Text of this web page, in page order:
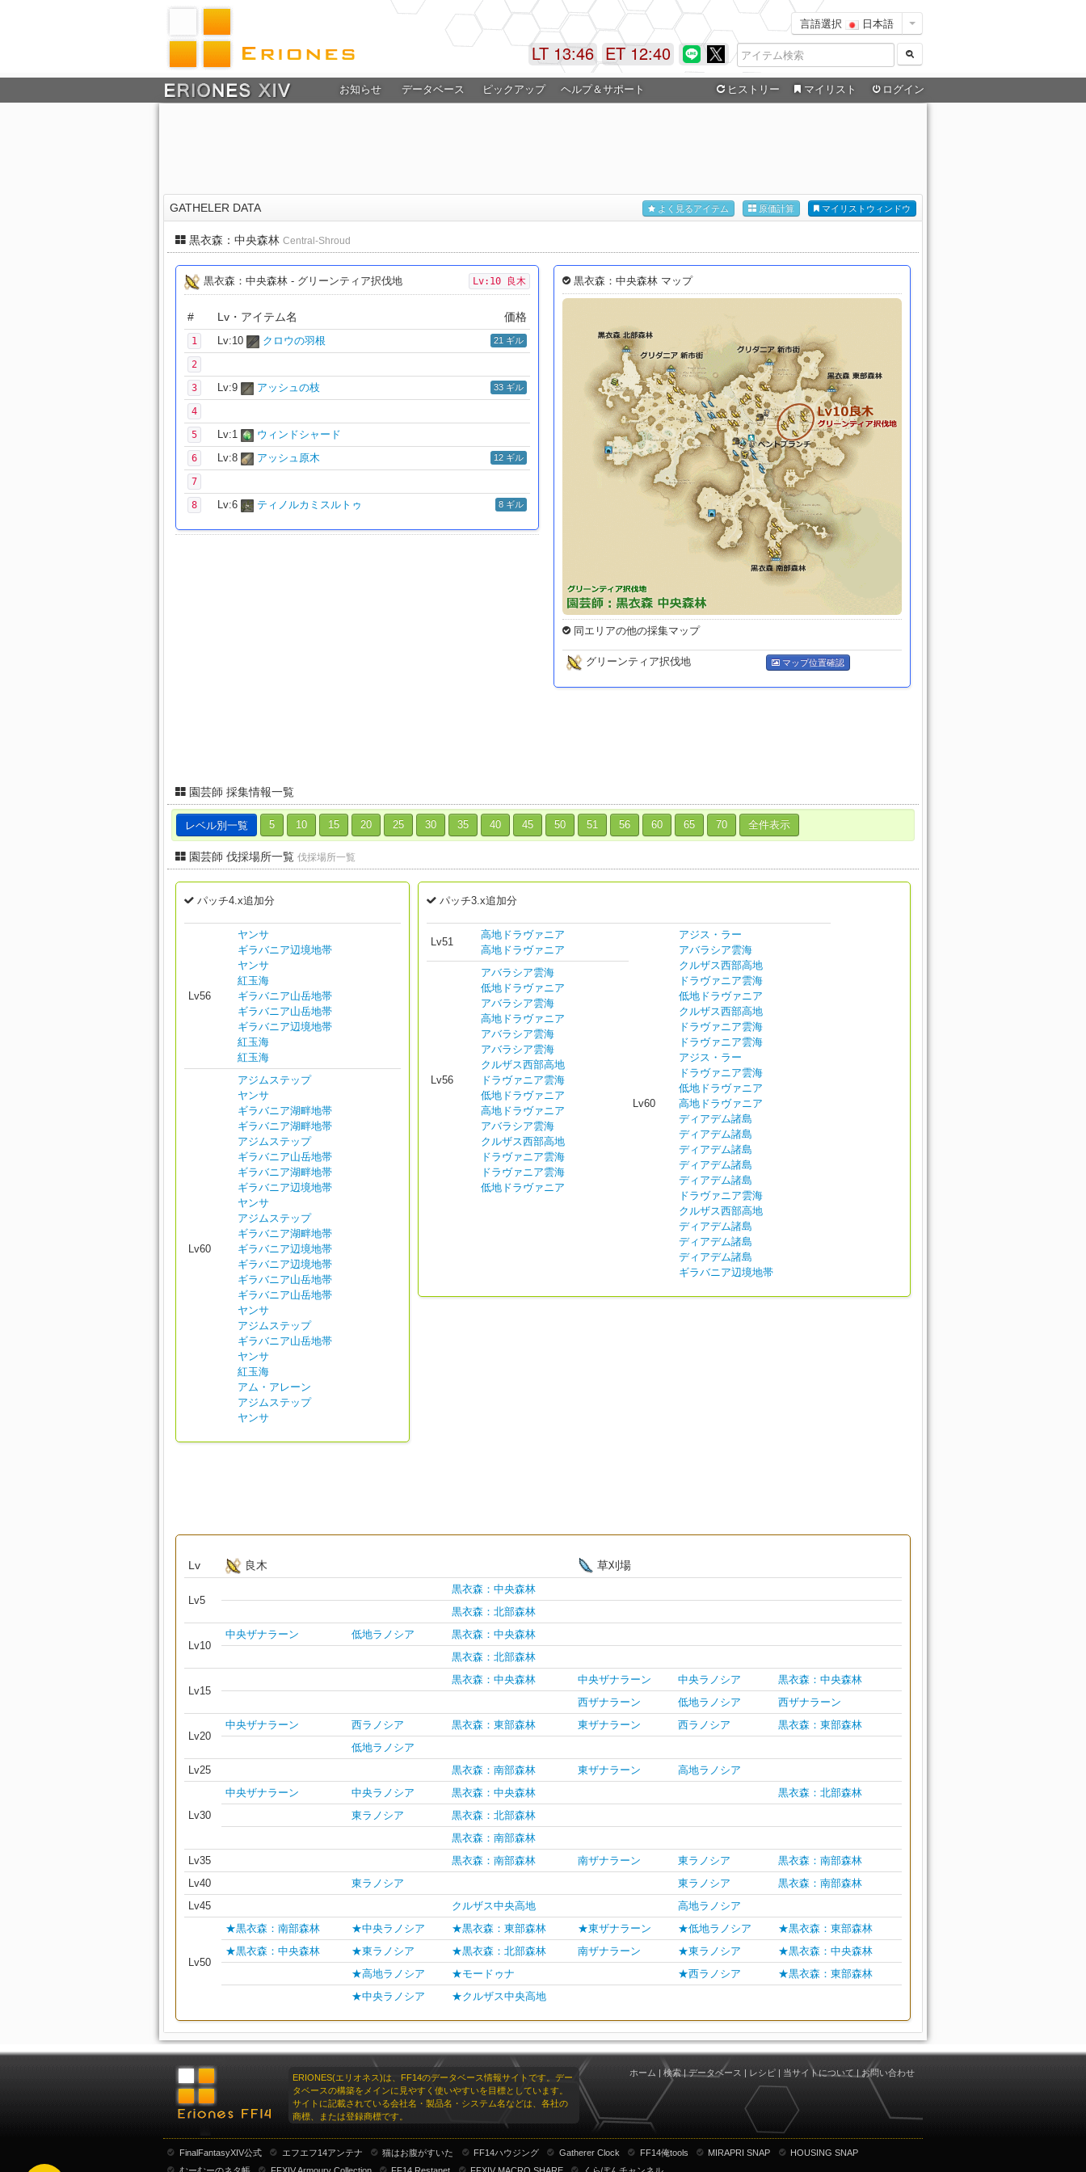
言語選択 日本語
ET 12:40
LT 13:46
お知らせ データベース ピックアップ ヘルプ＆サポート ヒストリー マイリスト ログイン
GATHELER DATA マイリストウィンドウ
原価計算
よく見るアイテム
黒衣森：中央森林 Central-Shroud
黒衣森：中央森林 - グリーンティア択伐地 Lv:10 良木
# Lv・アイテム名 価格
1 Lv:10 クロウの羽根 21 ギル
2
3 Lv:9 アッシュの枝 33 ギル
4
5 Lv:1 ウィンドシャード
6 Lv:8 アッシュ原木 12 ギル
7
8 Lv:6 ティノルカミスルトゥ 8 ギル
黒衣森：中央森林 マップ
同エリアの他の採集マップ
グリーンティア択伐地 マップ位置確認
園芸師 採集情報一覧
レベル別一覧 5 10 15 20 25 30 35 40 45 50 51 56 60 65 70 全件表示
園芸師 伐採場所一覧 伐採場所一覧
パッチ4.x追加分
Lv56
ヤンサ
ギラバニア辺境地帯
ヤンサ
紅玉海
ギラバニア山岳地帯
ギラバニア山岳地帯
ギラバニア辺境地帯
紅玉海
紅玉海
Lv60
アジムステップ
ヤンサ
ギラバニア湖畔地帯
ギラバニア湖畔地帯
アジムステップ
ギラバニア山岳地帯
ギラバニア湖畔地帯
ギラバニア辺境地帯
ヤンサ
アジムステップ
ギラバニア湖畔地帯
ギラバニア辺境地帯
ギラバニア辺境地帯
ギラバニア山岳地帯
ギラバニア山岳地帯
ヤンサ
アジムステップ
ギラバニア山岳地帯
ヤンサ
紅玉海
アム・アレーン
アジムステップ
ヤンサ
パッチ3.x追加分
Lv51
高地ドラヴァニア
高地ドラヴァニア
Lv56
アバラシア雲海
低地ドラヴァニア
アバラシア雲海
高地ドラヴァニア
アバラシア雲海
アバラシア雲海
クルザス西部高地
ドラヴァニア雲海
低地ドラヴァニア
高地ドラヴァニア
アバラシア雲海
クルザス西部高地
ドラヴァニア雲海
ドラヴァニア雲海
低地ドラヴァニア
Lv60
アジス・ラー
アバラシア雲海
クルザス西部高地
ドラヴァニア雲海
低地ドラヴァニア
クルザス西部高地
ドラヴァニア雲海
ドラヴァニア雲海
アジス・ラー
ドラヴァニア雲海
低地ドラヴァニア
高地ドラヴァニア
ディアデム諸島
ディアデム諸島
ディアデム諸島
ディアデム諸島
ディアデム諸島
ドラヴァニア雲海
クルザス西部高地
ディアデム諸島
ディアデム諸島
ディアデム諸島
ギラバニア辺境地帯
Lv 良木 草刈場
Lv5
黒衣森：中央森林
黒衣森：北部森林
Lv10
中央ザナラーン 低地ラノシア
黒衣森：中央森林
黒衣森：北部森林
Lv15
黒衣森：中央森林 中央ザナラーン 中央ラノシア
黒衣森：中央森林
西ザナラーン
低地ラノシア 西ザナラーン
Lv20
中央ザナラーン 西ラノシア 黒衣森：東部森林 東ザナラーン 西ラノシア
黒衣森：東部森林
低地ラノシア
Lv25
黒衣森：南部森林 東ザナラーン 高地ラノシア
Lv30
中央ザナラーン 中央ラノシア 黒衣森：中央森林
黒衣森：北部森林
東ラノシア
黒衣森：北部森林
黒衣森：南部森林
Lv35
黒衣森：南部森林 南ザナラーン 東ラノシア
黒衣森：南部森林
Lv40
東ラノシア 東ラノシア
黒衣森：南部森林
Lv45
クルザス中央高地 高地ラノシア
Lv50
★黒衣森：南部森林 ★中央ラノシア ★黒衣森：東部森林 ★東ザナラーン ★低地ラノシア
★黒衣森：東部森林
★黒衣森：中央森林
★東ラノシア ★黒衣森：北部森林 南ザナラーン ★東ラノシア
★黒衣森：中央森林
★高地ラノシア
★モードゥナ ★西ラノシア
★黒衣森：東部森林
★中央ラノシア
★クルザス中央高地
ERIONES(エリオネス)は、FF14のデータベース情報サイトです。デー
タベースの構築をメインに見やすく使いやすいを目標としています。
サイトに記載されている会社名・製品名・システム名などは、各社の
商標、または登録商標です。
ホーム | 検索| データベース | レシピ | 当サイトについて | お問い合わせ
FinalFantasyXIV公式 エフエフ14アンテナ 猫はお腹がすいた FF14ハウジング Gatherer Clock FF14俺tools MIRAPRI SNAP
HOUSING SNAP